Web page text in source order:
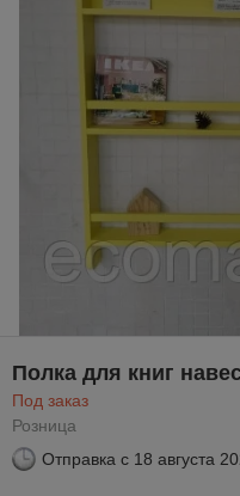
Полка для книг
Под заказ
Розница
Отправка с 18 августа